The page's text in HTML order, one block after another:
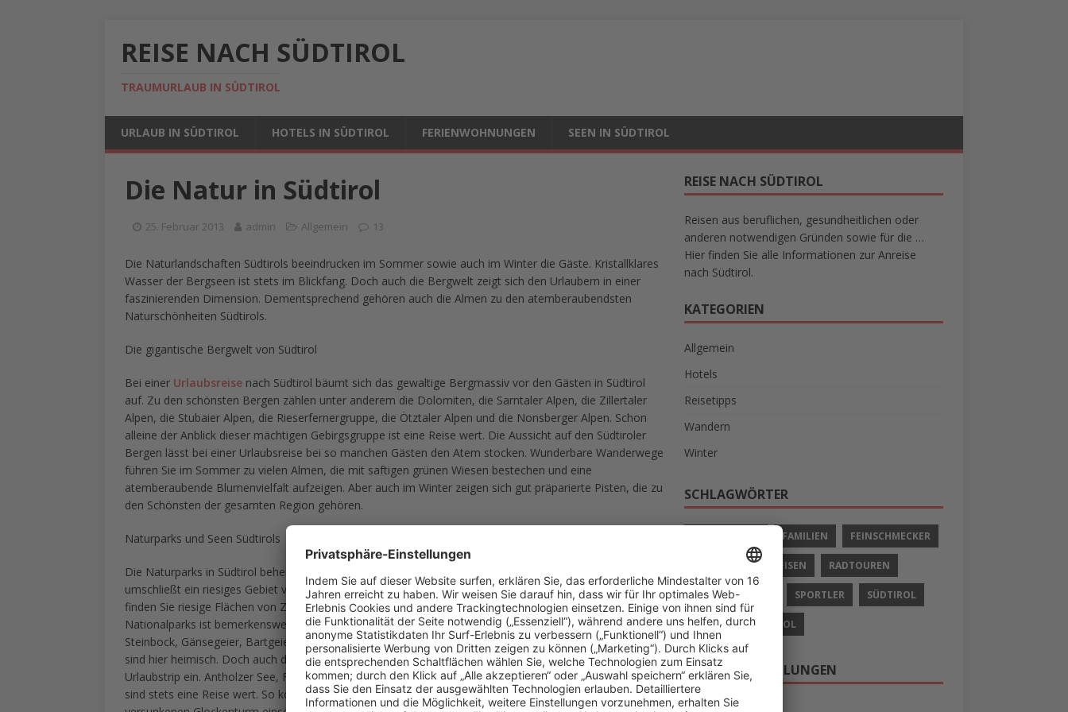
REISE NACH SÜDTIROL
TRAUMURLAUB IN SÜDTIROL
URLAUB IN SÜDTIROL HOTELS IN SÜDTIROL FERIENWOHNUNGEN SEEN IN SÜDTIROL
Die Natur in Südtirol
25. Februar 2013 admin Allgemein 13
Die Naturlandschaften Südtirols beeindrucken im Sommer sowie auch im Winter die Gäste. Kristallklares
Wasser der Bergseen ist stets im Blickfang. Doch auch die Bergwelt zeigt sich den Urlaubern in einer
faszinierenden Dimension. Dementsprechend gehören auch die Almen zu den atemberaubendsten
Naturschönheiten Südtirols.
Die gigantische Bergwelt von Südtirol
Bei einer Urlaubsreise nach Südtirol bäumt sich das gewaltige Bergmassiv vor den Gästen in Südtirol
auf. Zu den schönsten Bergen zählen unter anderem die Dolomiten, die Sarntaler Alpen, die Zillertaler
Alpen, die Stubaier Alpen, die Rieserfernergruppe, die Ötztaler Alpen und die Nonsberger Alpen. Schon
alleine der Anblick dieser mächtigen Gebirgsgruppe ist eine Reise wert. Die Aussicht auf den Südtiroler
Bergen lässt bei einer Urlaubsreise bei so manchen Gästen den Atem stocken. Wunderbare Wanderwege
führen Sie im Sommer zu vielen Almen, die mit saftigen grünen Wiesen bestechen und eine
atemberaubende Blumenvielfalt aufzeigen. Aber auch im Winter zeigen sich gut präparierte Pisten, die zu
den Schönsten der gesamten Region gehören.
Naturparks und Seen Südtirols
Die Naturparks in Südtirol beherbergen eine einzigartige Fauna und Flora. Der Nationalpark Hohe Tauern
umschließt ein riesiges Gebiet von rund 1.900 Quadratkilometern. Bei einer Urlaubsreise in diese Region
finden Sie riesige Flächen von Zirbenwäldern sowie Tannenwäldern vor. Aber auch die Fauna dieses
Nationalparks ist bemerkenswert.
Steinbock, Gänsegeier, Bartgeier, Gams, Steinadler, Braunbär, Wolf, Murmeltier, Rotwild sowie Damwild
sind hier heimisch. Doch auch die Seen von Südtirol laden durch das kristallklare Wasser zu einem
Urlaubstrip ein. Antholzer See, Fennberger See,Kaltererseeund Reschensee, um nur einige zu nennen,
sind stets eine Reise wert. So können Sie beispielsweise bei einem Ausflug zum Reschensee den
REISE NACH SÜDTIROL
Reisen aus beruflichen, gesundheitlichen oder
anderen notwendigen Gründen sowie für die …
Hier finden Sie alle Informationen zur Anreise
nach Südtirol.
KATEGORIEN
Allgemein
Hotels
Reisetipps
Wandern
Winter
SCHLAGWÖRTER
FAMILIEN FEINSCHMECKER
RADREISEN RADTOUREN
RAD UND SCHIFF SPORTLER SÜDTIROL
URLAUB IN SÜDTIROL
UNSERE EMPFEHLUNGEN
Reise nach Südtirol